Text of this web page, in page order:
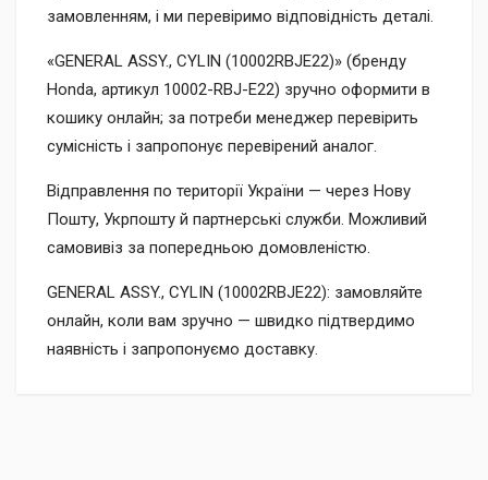
замовленням, і ми перевіримо відповідність деталі.
«GENERAL ASSY., CYLIN (10002RBJE22)» (бренду
Honda, артикул 10002-RBJ-E22) зручно оформити в
кошику онлайн; за потреби менеджер перевірить
сумісність і запропонує перевірений аналог.
Відправлення по території України — через Нову
Пошту, Укрпошту й партнерські служби. Можливий
самовивіз за попередньою домовленістю.
GENERAL ASSY., CYLIN (10002RBJE22): замовляйте
онлайн, коли вам зручно — швидко підтвердимо
наявність і запропонуємо доставку.